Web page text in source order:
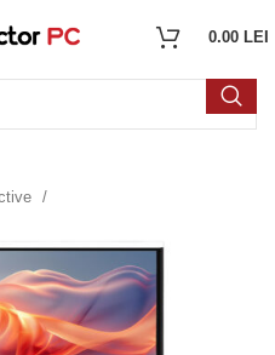
0.00 LEI